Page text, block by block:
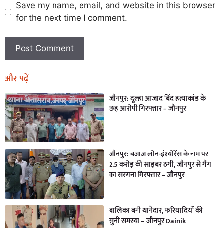
Save my name, email, and website in this browser
for the next time I comment.
और पढ़ें
जौनपुर: दूल्हा आजाद बिंद हत्याकांड के
छह आरोपी गिरफ्तार – जौनपुर
जौनपुर: बजाज लोन-इंश्योरेंस के नाम पर
2.5 करोड़ की साइबर ठगी, जौनपुर से गैंग
का सरगना गिरफ्तार – जौनपुर
बालिका बनी थानेदार, फरियादियों की
सुनी समस्या – जौनपुर Dainik